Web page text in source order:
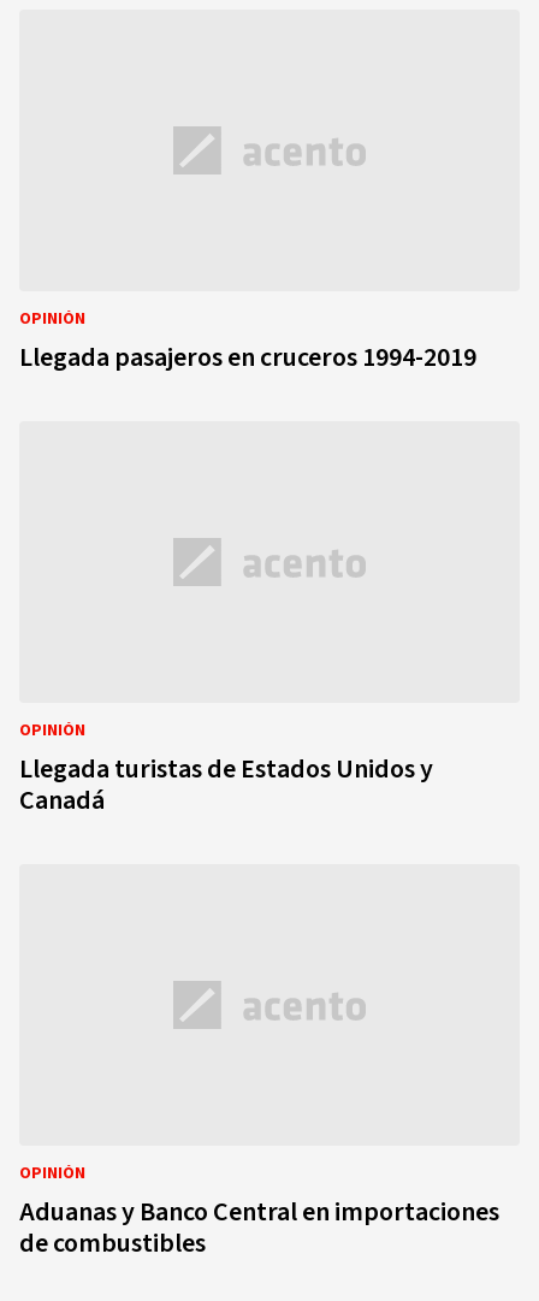
OPINIÓN
Llegada pasajeros en cruceros 1994-2019
OPINIÓN
Llegada turistas de Estados Unidos y
Canadá
OPINIÓN
Aduanas y Banco Central en importaciones
de combustibles